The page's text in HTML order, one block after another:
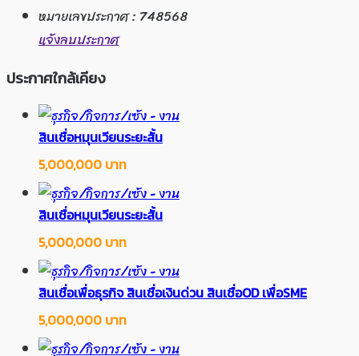
หมายเลขประกาศ : 748568
แจ้งลบประกาศ
ประกาศใกล้เคียง
สินเชื่อหมุนเวียนระยะสั้น
5,000,000 บาท
สินเชื่อหมุนเวียนระยะสั้น
5,000,000 บาท
สินเชื่อเพื่อธุรกิจ สินเชื่อเงินด่วน สินเชื่อOD เพื่อSME
5,000,000 บาท